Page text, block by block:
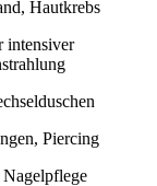
Hautkrebs
intensiver
Piercing